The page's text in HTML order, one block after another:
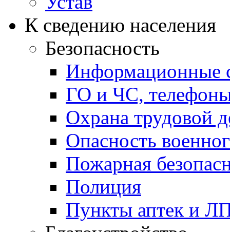
К сведению населения
Безопасность
Информационные
ГО и ЧС,
Охрана трудовой
Опасность
Пожарная
Полиция
Пункты аптек и